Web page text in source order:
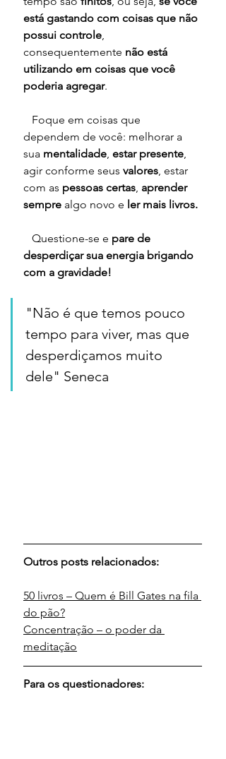
está gastando com coisas que não
possui controle,
consequentemente não está
utilizando em coisas que você
poderia agregar.
dependem de você: melhorar a
sua mentalidade, estar presente,
agir conforme seus valores, estar
com as pessoas certas, aprender
sempre algo novo e ler mais livros.
   Questione-se e
pare de
desperdiçar sua energia brigando
com a gravidade!
"Não é que temos pouco
tempo para viver, mas que
desperdiçamos muito
dele" Seneca
Outros posts relacionados:
50 livros – Quem é Bill Gates na fila
do pão?
Concentração – o poder da
meditação
Para os questionadores: